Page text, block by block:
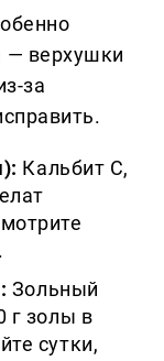
— верхушки
за
Кальбит С,
Зольный
г золы в
сутки,